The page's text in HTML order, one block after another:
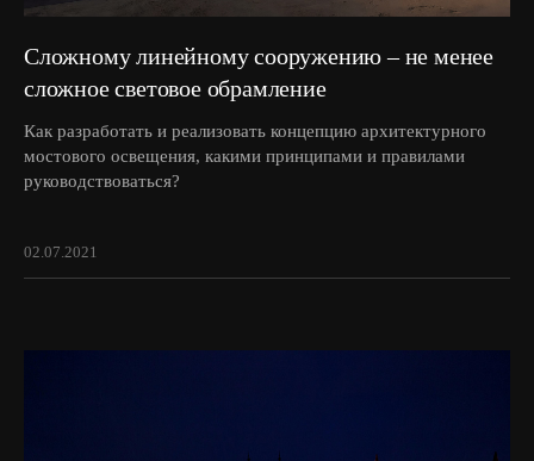
Сложному линейному сооружению – не менее
сложное световое обрамление
Как разработать и реализовать концепцию архитектурного
мостового освещения, какими принципами и правилами
руководствоваться?
02.07.2021